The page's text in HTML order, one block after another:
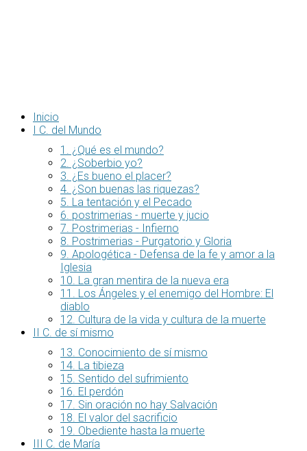
Inicio
I C. del Mundo
1. ¿Qué es el mundo?
2. ¿Soberbio yo?
3. ¿Es bueno el placer?
4. ¿Son buenas las riquezas?
5. La tentación y el Pecado
6. postrimerias - muerte y jucio
7. Postrimerias - Infierno
8. Postrimerias - Purgatorio y Gloria
9. Apologética - Defensa de la fe y amor a la
Iglesia
10. La gran mentira de la nueva era
11. Los Ángeles y el enemigo del Hombre: El
diablo
12. Cultura de la vida y cultura de la muerte
II C. de sí mismo
13. Conocimiento de sí mismo
14. La tibieza
15. Sentido del sufrimiento
16. El perdón
17. Sin oración no hay Salvación
18. El valor del sacrificio
19. Obediente hasta la muerte
III C. de María